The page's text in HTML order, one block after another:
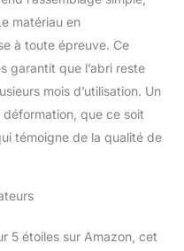
matériau en
à toute épreuve. Ce
garantit que l’abri reste
mois d’utilisation. Un
déformation, que ce soit
témoigne de la qualité de
5 étoiles sur Amazon, cet